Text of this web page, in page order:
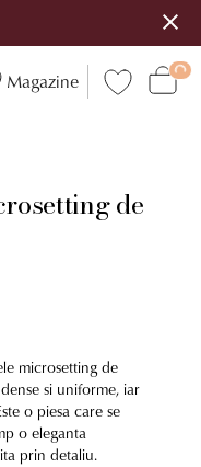
Magazine
de
microsetting de
si uniforme, iar
o piesa care se
o eleganta
prin detaliu.